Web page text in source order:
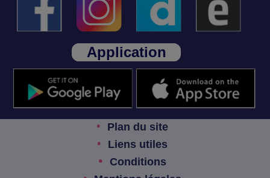
Application
Plan du site
Liens utiles
Conditions